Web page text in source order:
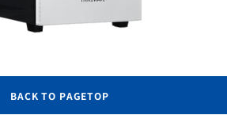
BACK TO PAGETOP